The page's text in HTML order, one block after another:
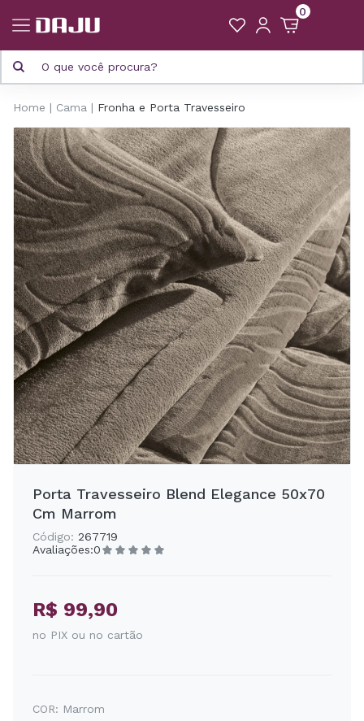
0
Home Cama Fronha e Porta Travesseiro
Porta Travesseiro Blend Elegance 50x70
Cm Marrom
Código: 267719
Avaliações:0
R$ 99,90
no PIX ou no cartão
COR: Marrom